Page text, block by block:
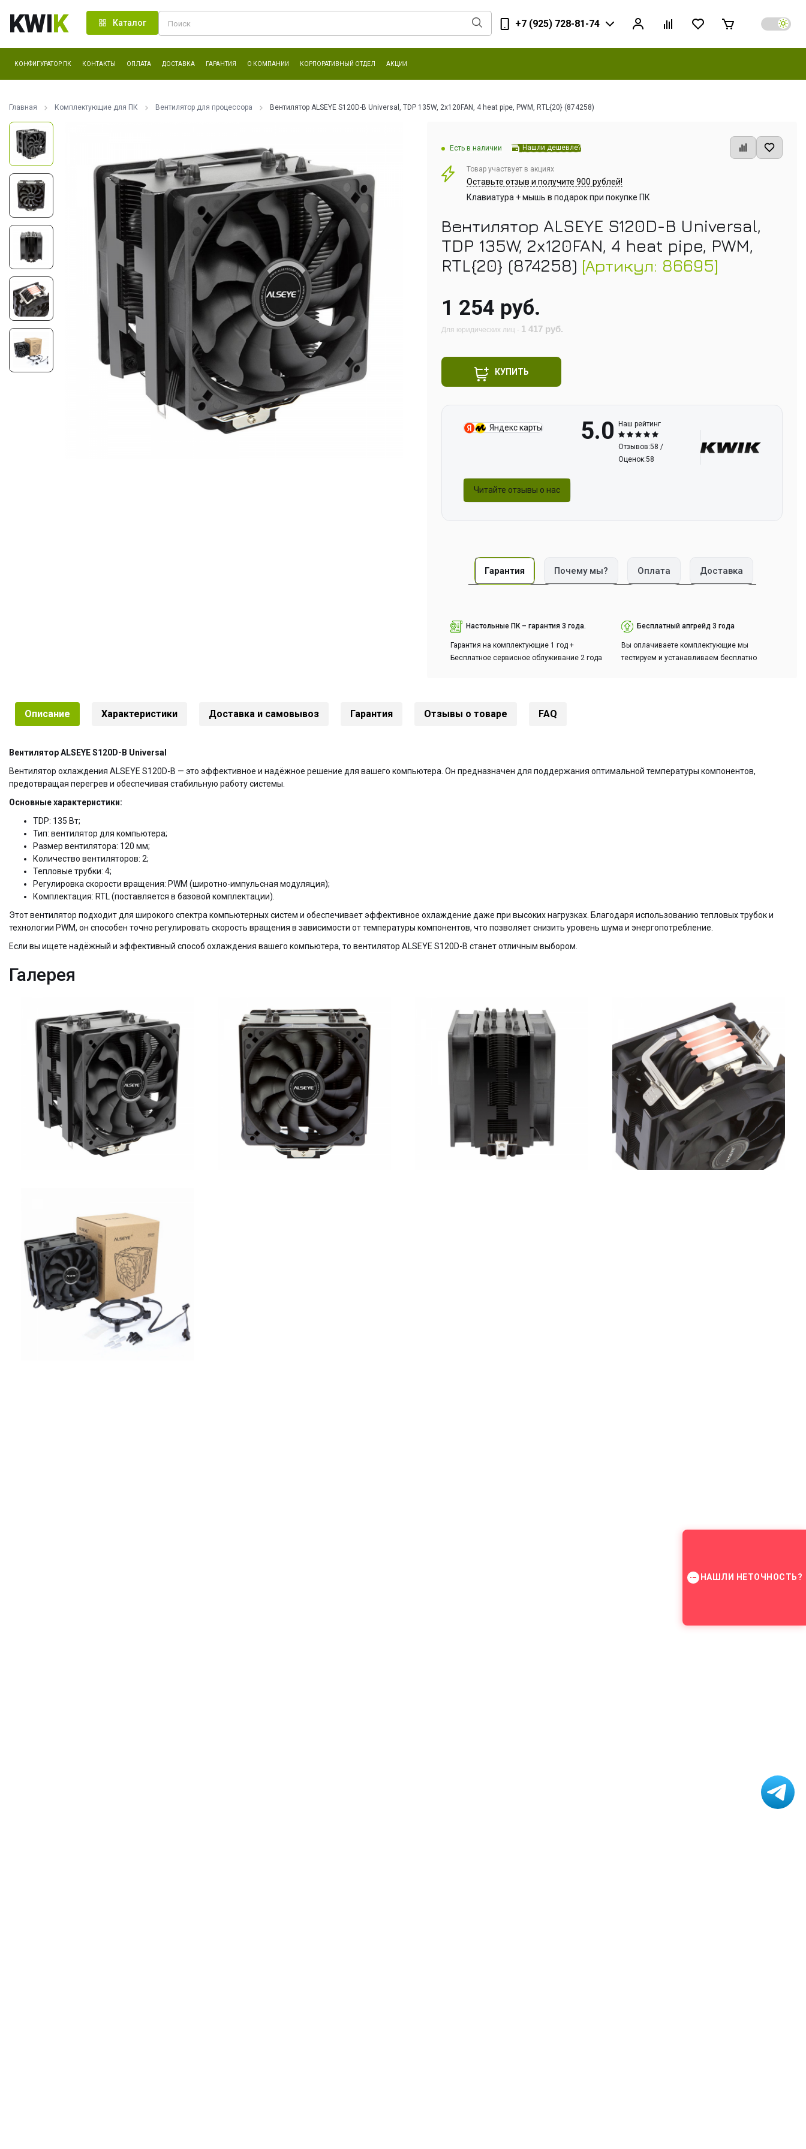
KWIK Каталог +7 (925) 728-81-74
КОНФИГУРАТОР ПК КОНТАКТЫ ОПЛАТА ДОСТАВКА ГАРАНТИЯ О КОМПАНИИ КОРПОРАТИВНЫЙ ОТДЕЛ АКЦИИ
Главная Комплектующие для ПК Вентилятор для процессора Вентилятор ALSEYE S120D-B Universal, TDP 135W, 2x120FAN, 4 heat pipe, PWM, RTL{20} (874258)
Есть в наличии Нашли дешевле?
Товар участвует в акциях
Оставьте отзыв и получите 900 рублей!
Клавиатура + мышь в подарок при покупке ПК
Вентилятор ALSEYE S120D-B Universal,
TDP 135W, 2x120FAN, 4 heat pipe, PWM,
RTL{20} (874258) [Артикул: 86695]
1 254 руб.
Для юридических лиц - 1 417 руб.
КУПИТЬ
Яндекс карты 5.0 Наш рейтинг
Отзывов:58 /
Оценок:58
Читайте отзывы о нас
Гарантия Почему мы? Оплата Доставка
Настольные ПК – гарантия 3 года.
Гарантия на комплектующие 1 год +
Бесплатное сервисное облуживание 2 года
Бесплатный апгрейд 3 года
Вы оплачиваете комплектующие мы
тестируем и устанавливаем бесплатно
Описание Характеристики Доставка и самовывоз Гарантия Отзывы о товаре FAQ
Вентилятор ALSEYE S120D-B Universal
Вентилятор охлаждения ALSEYE S120D-B — это эффективное и надёжное решение для вашего компьютера. Он предназначен для поддержания оптимальной температуры компонентов,
предотвращая перегрев и обеспечивая стабильную работу системы.
Основные характеристики:
TDP: 135 Вт;
Тип: вентилятор для компьютера;
Размер вентилятора: 120 мм;
Количество вентиляторов: 2;
Тепловые трубки: 4;
Регулировка скорости вращения: PWM (широтно-импульсная модуляция);
Комплектация: RTL (поставляется в базовой комплектации).
Этот вентилятор подходит для широкого спектра компьютерных систем и обеспечивает эффективное охлаждение даже при высоких нагрузках. Благодаря использованию тепловых трубок и
технологии PWM, он способен точно регулировать скорость вращения в зависимости от температуры компонентов, что позволяет снизить уровень шума и энергопотребление.
Если вы ищете надёжный и эффективный способ охлаждения вашего компьютера, то вентилятор ALSEYE S120D-B станет отличным выбором.
Галерея
НАШЛИ НЕТОЧНОСТЬ?